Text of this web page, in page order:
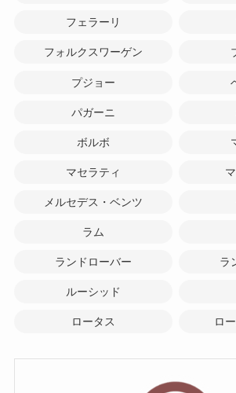
フェラーリ
フォルクスワーゲン
プジョー
パガーニ
ボルボ
マセラティ
メルセデス・ベンツ
ラム
ランドローバー ラ
ルーシッド
ロータス ロ